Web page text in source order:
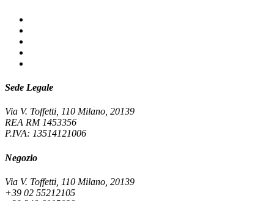
Sede Legale
Via V. Toffetti, 110 Milano, 20139
REA RM 1453356
P.IVA: 13514121006
Negozio
Via V. Toffetti, 110 Milano, 20139
+39 02 55212105